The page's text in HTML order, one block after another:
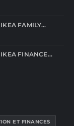
FAMILY…
IKEA FINANCE…
ET FINANCES